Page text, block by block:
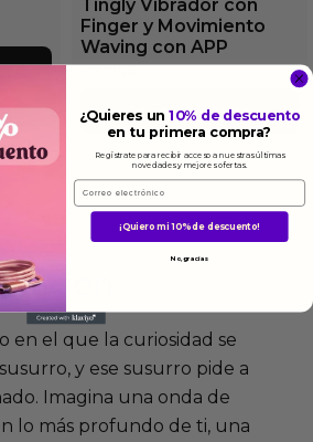
Tingly Vibrador con
Finger y Movimiento
Waving con APP
83.95€
Ver el producto
en el que la curiosidad se
y ese susurro pide a
Imagina una onda de
lo más profundo de ti, una
¿Quieres un10% de descuento
en tu primera compra?
Regístrate para recibir acceso a nuestras últimas
novedades y mejores ofertas.
Email
¡Quiero mi 10% de descuento!
No, gracias